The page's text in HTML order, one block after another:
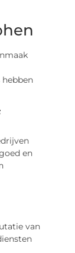
en
van